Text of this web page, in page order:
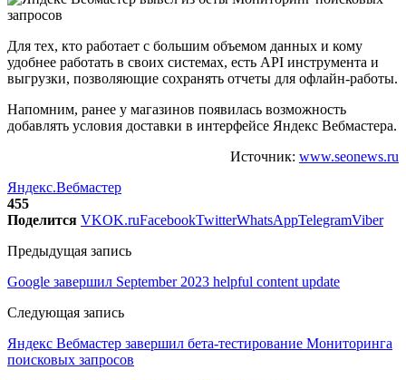
Для тех, кто работает с большим объемом данных и кому
удобнее работать в своих системах, есть API инструмента и
выгрузки, позволяющие сохранять отчеты для офлайн-работы.
Напомним, ранее у магазинов появилась возможность
добавлять условия доставки в интерфейсе Яндекс Вебмастера.
Источник: www.seonews.ru
Яндекс.Вебмастер
455
Поделится VKOK.ruFacebookTwitterWhatsAppTelegramViber
Предыдущая запись
Google завершил September 2023 helpful content update
Следующая запись
Яндекс Вебмастер завершил бета-тестирование Мониторинга
поисковых запросов